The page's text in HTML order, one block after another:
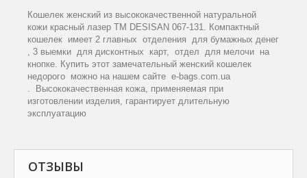
Кошелек женский из высококачественной натуральной
кожи красный лазер ТМ DESISAN 067-131. Компактный
кошелек имеет 2 главных отделения для бумажных денег
, 3 выемки для дисконтных карт, отдел для мелочи на
кнопке. Купить этот замечательный женский кошелек
недорого можно на нашем сайте e-bags.com.ua
. Высококачественная кожа, применяемая при
изготовлении изделия, гарантирует длительную
эксплуатацию
ОТЗЫВЫ